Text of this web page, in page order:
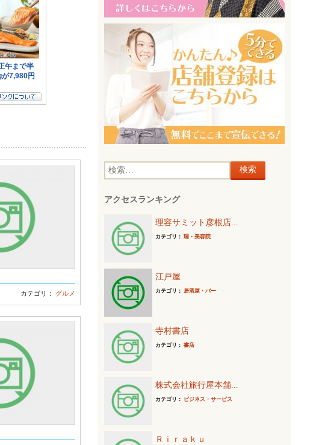
カテゴリ： グルメ
検
:アクセスランキング
理容サミット彦根店...
カテゴリ： 理・美容院
江戸屋
カテゴリ： 居酒屋・バー
寺村書店
カテゴリ： 書店
株式会社旅行屋本舗...
カテゴリ： ビジネス・サービス
Ｒｉｒａｋｕ